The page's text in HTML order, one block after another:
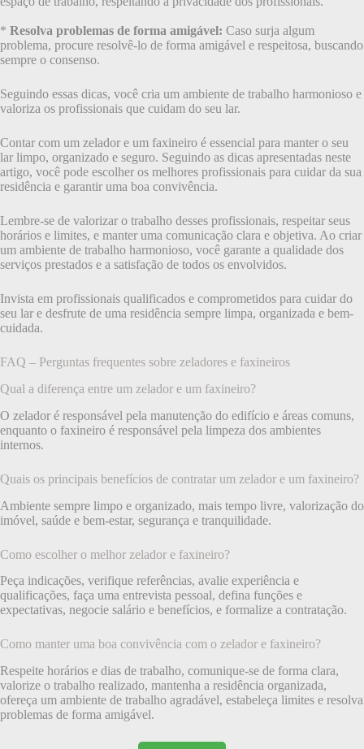
* Resolva problemas de forma amigável: Caso surja algum
problema, procure resolvê-lo de forma amigável e respeitosa, buscando
sempre o consenso.
Seguindo essas dicas, você cria um ambiente de trabalho harmonioso e
valoriza os profissionais que cuidam do seu lar.
Contar com um zelador e um faxineiro é essencial para manter o seu
lar limpo, organizado e seguro. Seguindo as dicas apresentadas neste
artigo, você pode escolher os melhores profissionais para cuidar da sua
residência e garantir uma boa convivência.
Lembre-se de valorizar o trabalho desses profissionais, respeitar seus
horários e limites, e manter uma comunicação clara e objetiva. Ao criar
um ambiente de trabalho harmonioso, você garante a qualidade dos
serviços prestados e a satisfação de todos os envolvidos.
Invista em profissionais qualificados e comprometidos para cuidar do
seu lar e desfrute de uma residência sempre limpa, organizada e bem-
cuidada.
FAQ – Perguntas frequentes sobre zeladores e faxineiros
Qual a diferença entre um zelador e um faxineiro?
O zelador é responsável pela manutenção do edifício e áreas comuns,
enquanto o faxineiro é responsável pela limpeza dos ambientes
internos.
Quais os principais benefícios de contratar um zelador e um faxineiro?
Ambiente sempre limpo e organizado, mais tempo livre, valorização do
imóvel, saúde e bem-estar, segurança e tranquilidade.
Como escolher o melhor zelador e faxineiro?
Peça indicações, verifique referências, avalie experiência e
qualificações, faça uma entrevista pessoal, defina funções e
expectativas, negocie salário e benefícios, e formalize a contratação.
Como manter uma boa convivência com o zelador e faxineiro?
Respeite horários e dias de trabalho, comunique-se de forma clara,
valorize o trabalho realizado, mantenha a residência organizada,
ofereça um ambiente de trabalho agradável, estabeleça limites e resolva
problemas de forma amigável.